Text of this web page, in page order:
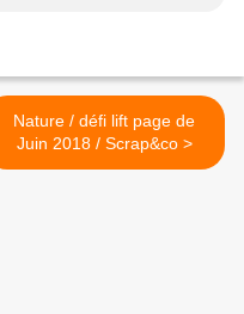
Nature / défi lift page de
Juin 2018 / Scrap&co >